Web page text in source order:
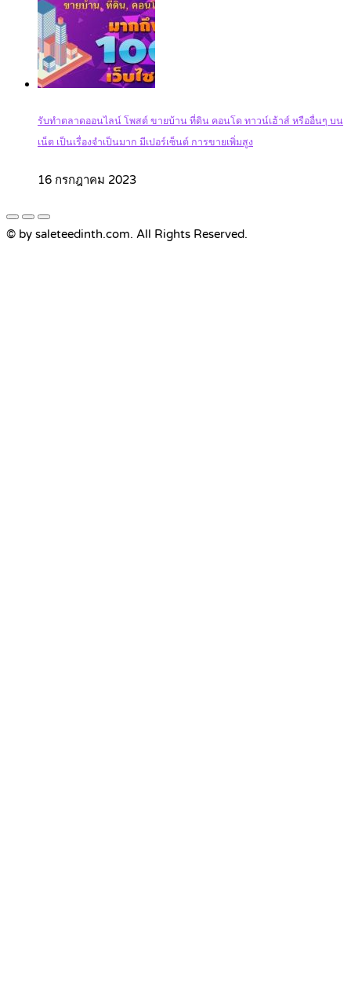
รับทำตลาดออนไลน์ โพสต์ ขายบ้าน ที่ดิน คอนโด ทาวน์เฮ้าส์ หรืออื่นๆ บน
เน็ต เป็นเรื่องจำเป็นมาก มีเปอร์เซ็นต์ การขายเพิ่มสูง
16 กรกฎาคม 2023
© by saleteedinth.com. All Rights Reserved.